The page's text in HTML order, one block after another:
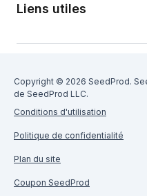
Liens utiles
Copyright © 2026 SeedProd.
de SeedProd LLC.
Conditions d'utilisation
Politique de confidentialité
Plan du site
Coupon SeedProd